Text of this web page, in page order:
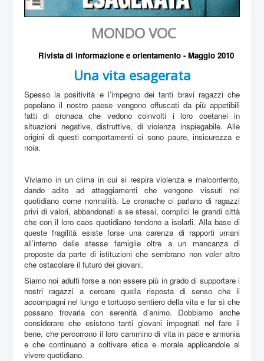
MONDO VOC
Rivista di informazione e orientamento - Maggio 2010
Una vita esagerata
Spesso la positività e l’impegno dei tanti bravi ragazzi che
popolano il nostro paese vengono offuscati da più appetibili
fatti di cronaca che vedono coinvolti i loro coetanei in
situazioni negative, distruttive, di violenza inspiegabile. Alle
origini di questi comportamenti ci sono paure, insicurezza e
noia.
Viviamo in un clima in cui si respira violenza e malcontento,
dando adito ad atteggiamenti che vengono vissuti nel
quotidiano come normalità. Le cronache ci parlano di ragazzi
privi di valori, abbandonati a se stessi, complici le grandi città
che con il loro caos quotidiano tendono a isolarli. Alla base di
queste fragilità esiste forse una carenza di rapporti umani
all’interno delle stesse famiglie oltre a un mancanza di
proposte da parte di istituzioni che sembrano non voler altro
che ostacolare il futuro dei giovani.
Siamo noi adulti forse a non essere più in grado di supportare i
nostri ragazzi a cercare quella risposta di senso che li
accompagni nel lungo e tortuoso sentiero della vita e far sì che
possano trovarla con serenità d’animo. Dobbiamo anche
considerare che esistono tanti giovani impegnati nel fare il
bene, che percorrono il loro cammino di vita in pace e armonia
e che continuano a coltivare etica e morale applicandole al
vivere quotidiano.